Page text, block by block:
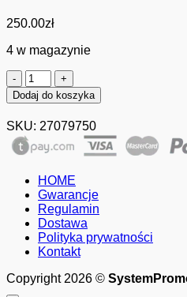
250.00zł
4 w magazynie
ilość
Samsung
ProXpress
SL-
M4025ND
(przebieg:
100
tys.
stron)
poleasingowa
Gwarancja:
miesięcy
-
27079750
Dodaj do koszyka
SKU: 27079750
HOME
Gwarancje
Regulamin
Dostawa
Polityka prywatności
Kontakt
Copyright 2026 ©